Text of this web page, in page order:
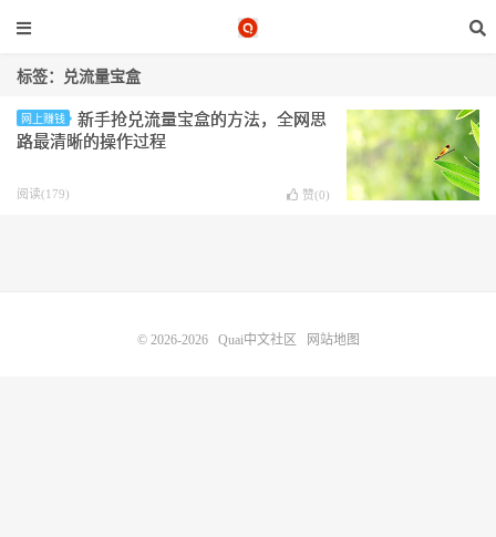
标签：兑流量宝盒
网上赚钱
新手抢兑流量宝盒的方法，全网思
路最清晰的操作过程
阅读(179) 赞(0)
© 2026-2026 Quai中文社区 网站地图